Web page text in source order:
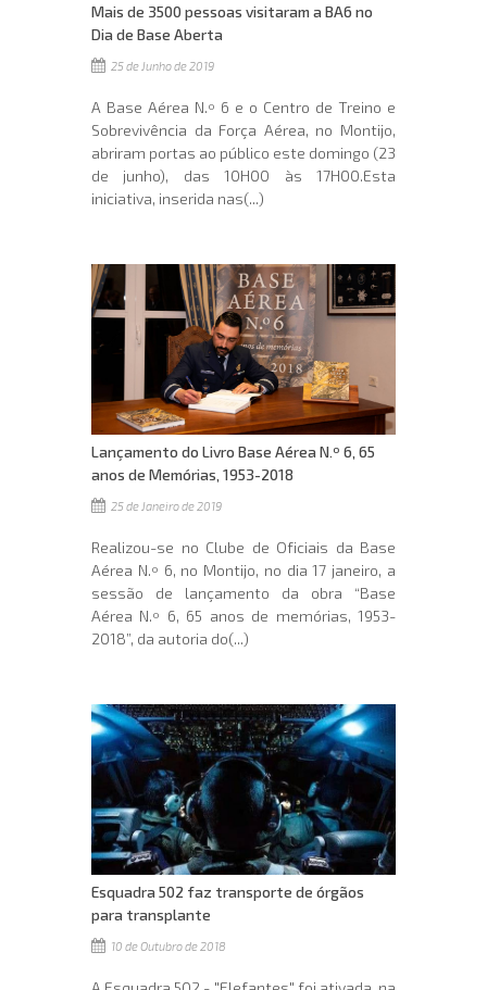
Mais de 3500 pessoas visitaram a BA6 no
Dia de Base Aberta
25 de Junho de 2019
A Base Aérea N.º 6 e o Centro de Treino e
Sobrevivência da Força Aérea, no Montijo,
abriram portas ao público este domingo (23
de junho), das 10H00 às 17H00.Esta
iniciativa, inserida nas(...)
Lançamento do Livro Base Aérea N.º 6, 65
anos de Memórias, 1953-2018
25 de Janeiro de 2019
Realizou-se no Clube de Oficiais da Base
Aérea N.º 6, no Montijo, no dia 17 janeiro, a
sessão de lançamento da obra “Base
Aérea N.º 6, 65 anos de memórias, 1953-
2018”, da autoria do(...)
Esquadra 502 faz transporte de órgãos
para transplante
10 de Outubro de 2018